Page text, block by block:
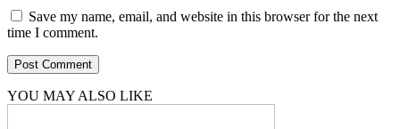
Save my name, email, and website in this browser for the next
time I comment.
YOU MAY ALSO LIKE